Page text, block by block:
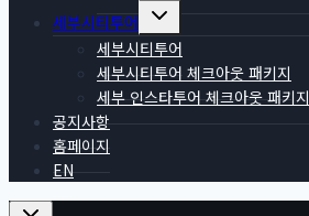
세부시티투어
Toggle
menu
세부시티투어
세부시티투어 체크아웃 패키지
세부 인스타투어 체크아웃 패키지
공지사항
홈페이지
EN